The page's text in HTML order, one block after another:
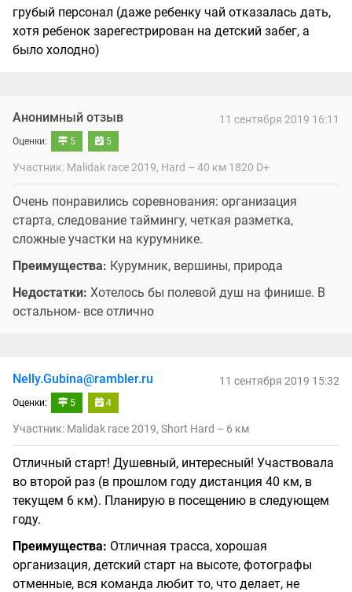
грубый персонал (даже ребенку чай отказалась дать,
хотя ребенок зарегестрирован на детский забег, а
было холодно)
Анонимный отзыв
Оценки: 5 5
11 сентября 2019 16:11
Участник: Malidak race 2019, Hard – 40 км 1820 D+
Очень понравились соревнования: организация
старта, следование таймингу, четкая разметка,
сложные участки на курумнике.
Преимущества: Курумник, вершины, природа
Недостатки: Хотелось бы полевой душ на финише. В
остальном- все отлично
Nelly.Gubina@rambler.ru
Оценки: 5 4
11 сентября 2019 15:32
Участник: Malidak race 2019, Short Hard – 6 км
Отличный старт! Душевный, интересный! Участвовала
во второй раз (в прошлом году дистанция 40 км, в
текущем 6 км). Планирую в посещению в следующем
году.
Преимущества: Отличная трасса, хорошая
организация, детский старт на высоте, фотографы
отменные, вся команда любит то, что делает, не